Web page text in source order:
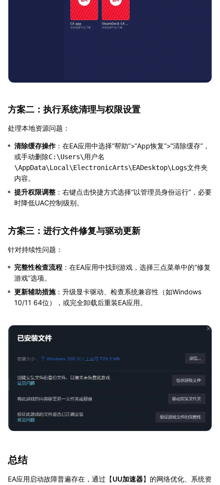
方案二：执行系统清理与权限设置
处理本地资源问题：
清除缓存操作：在EA应用中选择“帮助”>“App恢复”>“清除缓存”，
或手动删除C:\Users\用户名
\AppData\Local\ElectronicArts\EADesktop\Logs文件夹
内容。
提升权限调整 ：右键点击快捷方式选择“以管理员身份运行”，必要
时降低UAC控制级别。
方案三：进行文件修复与驱动更新
针对持续性问题：
完整性检查流程 ：在EA应用中找到游戏，选择三点菜单中的“修复
游戏”选项。
更新辅助措施：升级显卡驱动、检查系统兼容性（如Windows
10/11 64位），或完全卸载后重装EA应用。
总结
EA应用启动故障普遍存在，通过【UU加速器】的网络优化、系统资